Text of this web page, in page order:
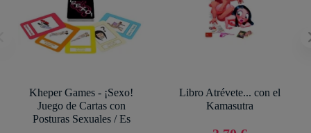
Kheper Games - ¡Sexo!
Juego de Cartas con
Posturas Sexuales / Es
Libro Atrévete... con el
Kamasutra